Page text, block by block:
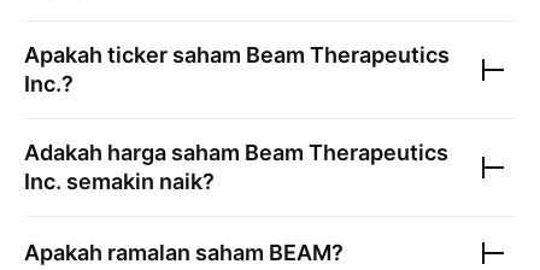
Apakah ticker saham Beam Therapeutics
Inc.?
Adakah harga saham Beam Therapeutics
Inc. semakin naik?
Apakah ramalan saham BEAM?